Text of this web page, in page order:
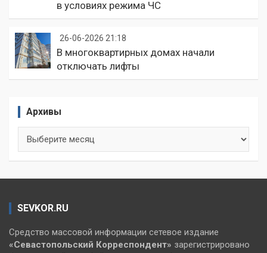
в условиях режима ЧС
26-06-2026 21:18
В многоквартирных домах начали
отключать лифты
Архивы
SEVKOR.RU
Средство массовой информации сетевое издание
«Севастопольский Корреспондент» зарегистрировано